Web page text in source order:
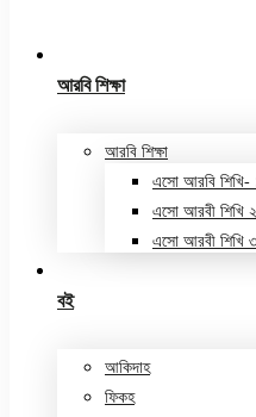
আরবি শিক্ষা
আরবি শিক্ষা
এসো আরবি শিখি-
এসো আরবী শিখি
এসো আরবী শিখি
বই
আকিদাহ
ফিকহ